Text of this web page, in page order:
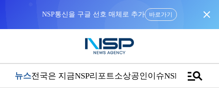
NSP통신을 구글 선호 매체로 추가 바로가기 close
뉴스전국은 지금NSP리포트소상공인이슈NSPTVmanage_search